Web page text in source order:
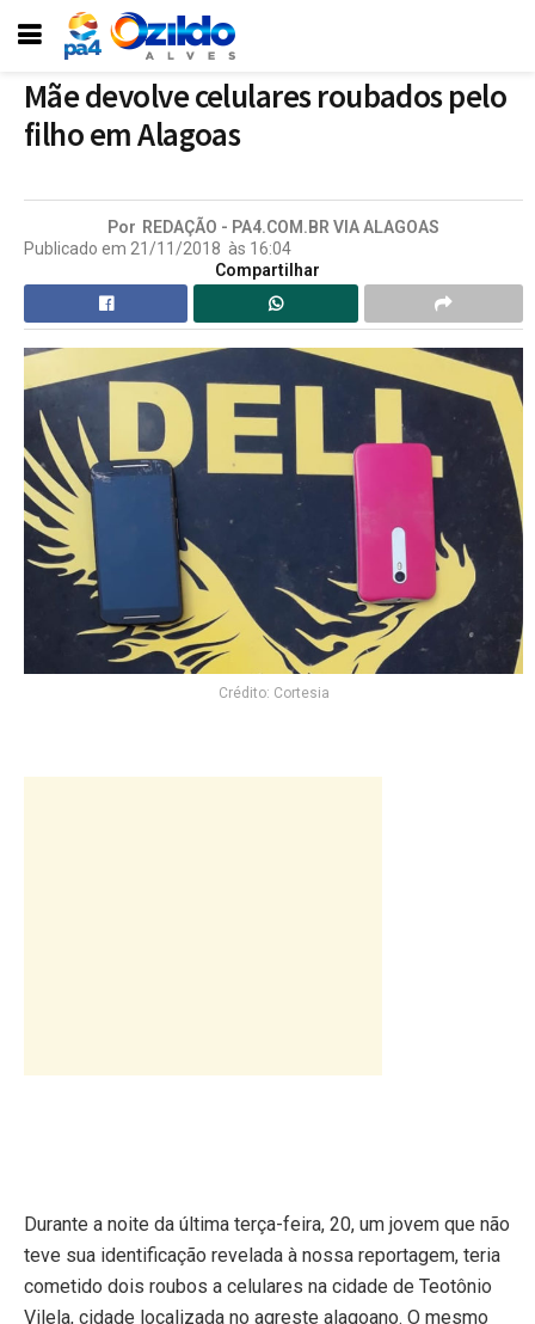
Mãe devolve celulares roubados pelo
filho em Alagoas
Por REDAÇÃO - PA4.COM.BR VIA ALAGOAS
Publicado em 21/11/2018 às 16:04
Compartilhar
Crédito: Cortesia
Durante a noite da última terça-feira, 20, um jovem que não
teve sua identificação revelada à nossa reportagem, teria
cometido dois roubos a celulares na cidade de Teotônio
Vilela, cidade localizada no agreste alagoano. O mesmo